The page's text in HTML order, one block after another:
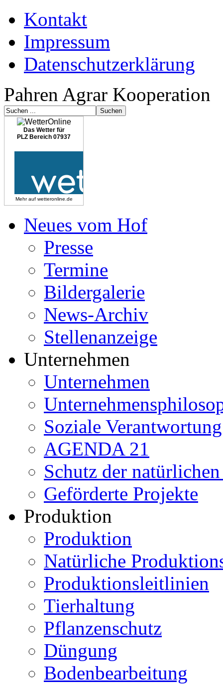
Kontakt
Impressum
Datenschutzerklärung
Pahren Agrar Kooperation
Das Wetter für
PLZ Bereich 07937
Mehr auf wetteronline.de
Neues vom Hof
Presse
Termine
Bildergalerie
News-Archiv
Stellenanzeige
Unternehmen
Unternehmen
Soziale
AGENDA 21
Schutz der
Geförderte Projekte
Produktion
Produktion
Natürliche
Produktionsleitlinien
Tierhaltung
Pflanzenschutz
Düngung
Bodenbearbeitung